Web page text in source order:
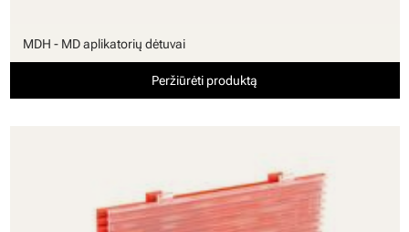
MDH - MD aplikatorių dėtuvai
Peržiūrėti produktą